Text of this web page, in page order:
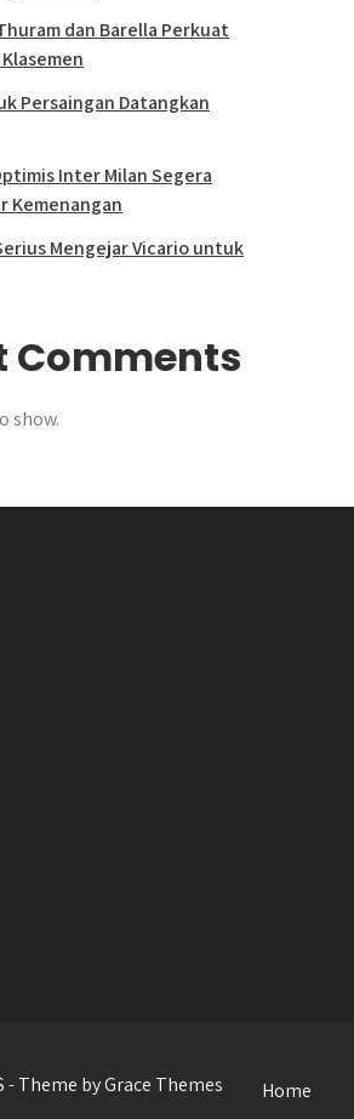
dan Barella Perkuat
Persaingan Datangkan
Inter Milan Segera
Kemenangan
Mengejar Vicario untuk
Comments
show.
- Theme by Grace Themes Home